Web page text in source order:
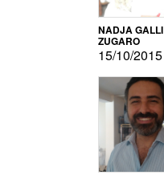
NADJA GALLI
ZUGARO
15/10/2015